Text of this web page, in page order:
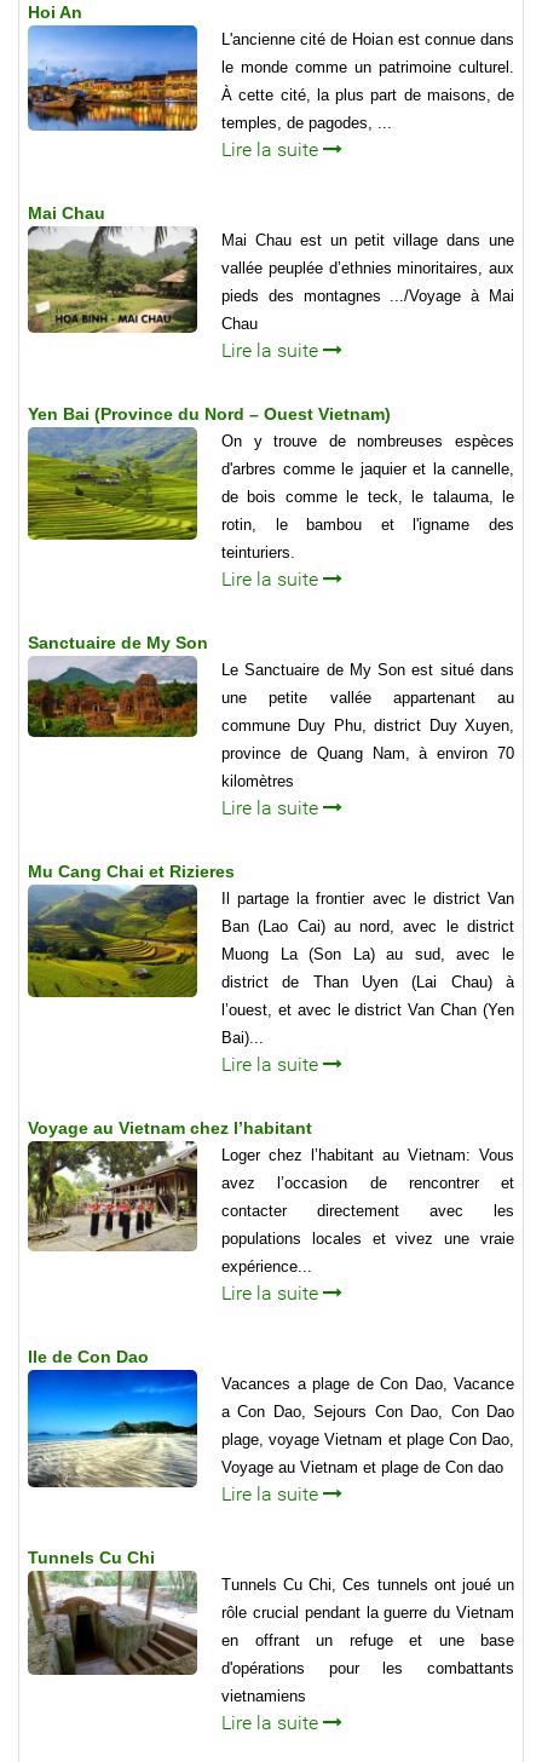
Hoi An
L'ancienne cité de Hoian est connue dans
le monde comme un patrimoine culturel.
À cette cité, la plus part de maisons, de
temples, de pagodes, ...
Lire la suite
Mai Chau
Mai Chau est un petit village dans une
vallée peuplée d’ethnies minoritaires, aux
pieds des montagnes .../Voyage à Mai
Chau
Lire la suite
Yen Bai (Province du Nord – Ouest Vietnam)
On y trouve de nombreuses espèces
d'arbres comme le jaquier et la cannelle,
de bois comme le teck, le talauma, le
rotin, le bambou et l'igname des
teinturiers.
Lire la suite
Sanctuaire de My Son
Le Sanctuaire de My Son est situé dans
une petite vallée appartenant au
commune Duy Phu, district Duy Xuyen,
province de Quang Nam, à environ 70
kilomètres
Lire la suite
Mu Cang Chai et Rizieres
Il partage la frontier avec le district Van
Ban (Lao Cai) au nord, avec le district
Muong La (Son La) au sud, avec le
district de Than Uyen (Lai Chau) à
l’ouest, et avec le district Van Chan (Yen
Bai)...
Lire la suite
Voyage au Vietnam chez l’habitant
Loger chez l’habitant au Vietnam: Vous
avez l’occasion de rencontrer et
contacter directement avec les
populations locales et vivez une vraie
expérience...
Lire la suite
Ile de Con Dao
Vacances a plage de Con Dao, Vacance
a Con Dao, Sejours Con Dao, Con Dao
plage, voyage Vietnam et plage Con Dao,
Voyage au Vietnam et plage de Con dao
Lire la suite
Tunnels Cu Chi
Tunnels Cu Chi, Ces tunnels ont joué un
rôle crucial pendant la guerre du Vietnam
en offrant un refuge et une base
d'opérations pour les combattants
vietnamiens
Lire la suite